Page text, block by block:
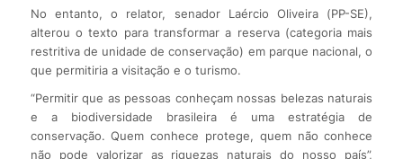
No entanto, o relator, senador Laércio Oliveira (PP-SE),
alterou o texto para transformar a reserva (categoria mais
restritiva de unidade de conservação) em parque nacional, o
que permitiria a visitação e o turismo.
“Permitir que as pessoas conheçam nossas belezas naturais
e a biodiversidade brasileira é uma estratégia de
conservação. Quem conhece protege, quem não conhece
não pode valorizar as riquezas naturais do nosso país”,